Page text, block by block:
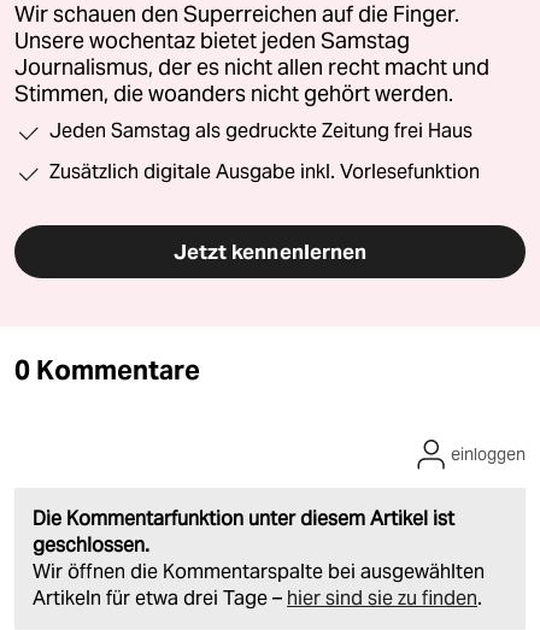
Wir schauen den Superreichen auf die Finger.
Unsere wochentaz bietet jeden Samstag
Journalismus, der es nicht allen recht macht und
Stimmen, die woanders nicht gehört werden.
Jeden Samstag als gedruckte Zeitung frei Haus
Zusätzlich digitale Ausgabe inkl. Vorlesefunktion
Jetzt kennenlernen
0 Kommentare
Die Kommentarfunktion unter diesem Artikel ist
geschlossen.
Wir öffnen die Kommentarspalte bei ausgewählten
Artikeln für etwa drei Tage – hier sind sie zu finden.
einloggen